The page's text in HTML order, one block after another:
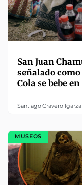
San Juan
señalado
Cola se bebe
Santiago Cravero Igarza
MUSEOS